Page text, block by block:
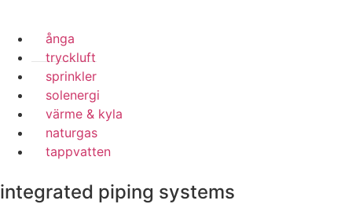
ånga
tryckluft
sprinkler
solenergi
värme & kyla
naturgas
tappvatten
integrated piping systems